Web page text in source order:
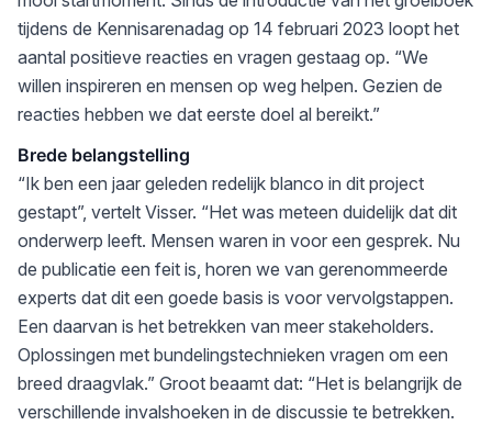
tijdens de Kennisarenadag op 14 februari 2023 loopt het
aantal positieve reacties en vragen gestaag op. “We
willen inspireren en mensen op weg helpen. Gezien de
reacties hebben we dat eerste doel al bereikt.”
Brede belangstelling
“Ik ben een jaar geleden redelijk blanco in dit project
gestapt”, vertelt Visser. “Het was meteen duidelijk dat dit
onderwerp leeft. Mensen waren in voor een gesprek. Nu
de publicatie een feit is, horen we van gerenommeerde
experts dat dit een goede basis is voor vervolgstappen.
Een daarvan is het betrekken van meer stakeholders.
Oplossingen met bundelingstechnieken vragen om een
breed draagvlak.” Groot beaamt dat: “Het is belangrijk de
verschillende invalshoeken in de discussie te betrekken.